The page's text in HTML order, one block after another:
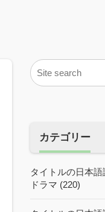
カテゴリー
タイトルの日本
ドラマ (220)